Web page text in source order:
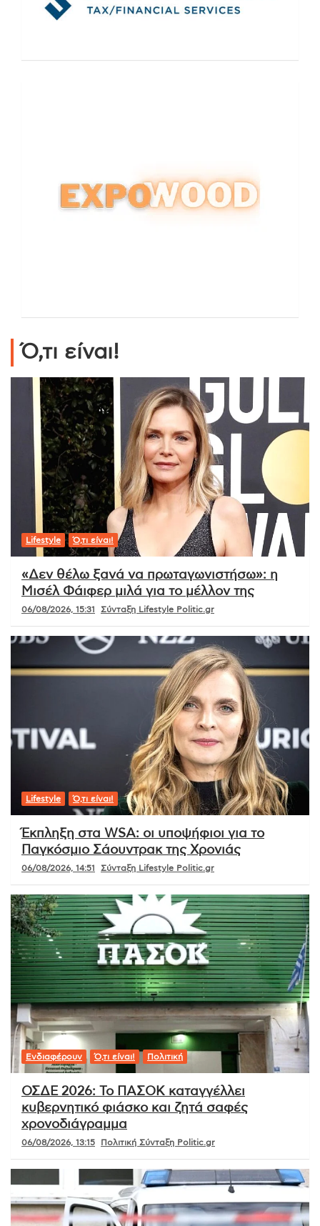
Ό,τι είναι!
Lifestyle Ό,τι είναι!
«Δεν θέλω ξανά να πρωταγωνιστήσω»: η
Μισέλ Φάιφερ μιλά για το μέλλον της
06/08/2026, 15:31 Σύνταξη Lifestyle Politic.gr
Lifestyle Ό,τι είναι!
Έκπληξη στα WSA: οι υποψήφιοι για το
Παγκόσμιο Σάουντρακ της Χρονιάς
06/08/2026, 14:51 Σύνταξη Lifestyle Politic.gr
Ενδιαφέρουν Ό,τι είναι! Πολιτική
ΟΣΔΕ 2026: Το ΠΑΣΟΚ καταγγέλλει
κυβερνητικό φιάσκο και ζητά σαφές
χρονοδιάγραμμα
06/08/2026, 13:15 Πολιτική Σύνταξη Politic.gr